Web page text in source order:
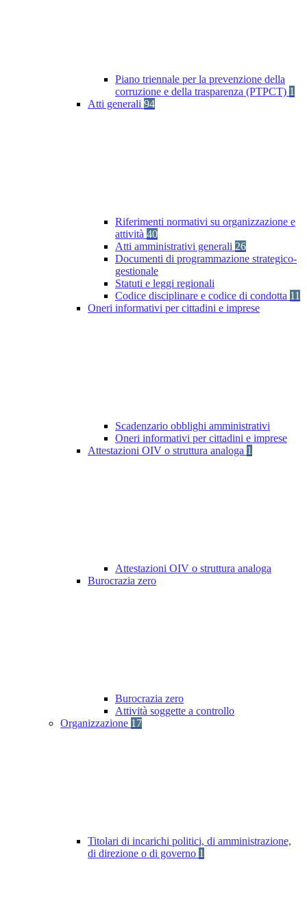
Piano triennale per la prevenzione della
corruzione e della trasparenza (PTPCT) 1
Atti generali 94
Riferimenti normativi su organizzazione e
attività 40
Atti amministrativi generali 26
Documenti di programmazione strategico-
gestionale
Statuti e leggi regionali
Codice disciplinare e codice di condotta 11
Oneri informativi per cittadini e imprese
Scadenzario obblighi amministrativi
Oneri informativi per cittadini e imprese
Attestazioni OIV o struttura analoga 1
Attestazioni OIV o struttura analoga
Burocrazia zero
Burocrazia zero
Attività soggette a controllo
Organizzazione 17
Titolari di incarichi politici, di amministrazione,
di direzione o di governo 1